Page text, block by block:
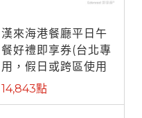
漢來海港餐廳平日午
餐好禮即享券(台北專
用，假日或跨區使用
需補差額)
14,843點